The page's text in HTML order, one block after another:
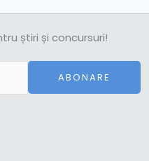
știri și concursuri!
ABONARE